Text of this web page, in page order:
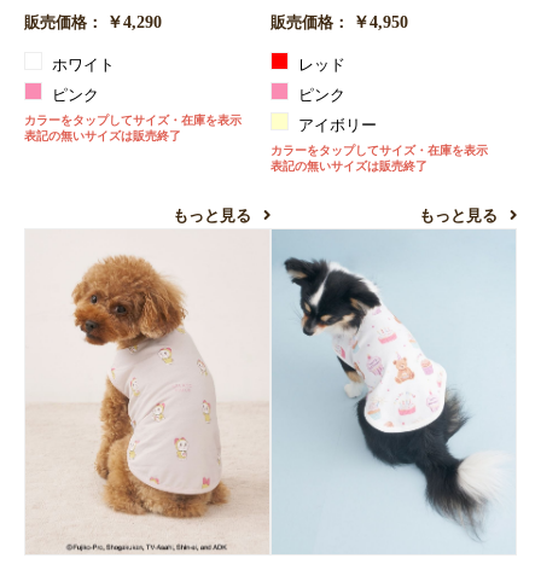
販売価格： ￥4,290
ホワイト
ピンク
カラーをタップしてサイズ・在庫を表示
表記の無いサイズは販売終了
もっと見る
販売価格： ￥4,950
レッド
ピンク
アイボリー
カラーをタップしてサイズ・在庫を表示
表記の無いサイズは販売終了
もっと見る